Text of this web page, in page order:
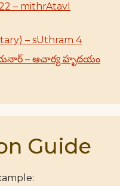
– mithrAtavI
– sUthram 4
– ఆచార్య హృదయం
Guide